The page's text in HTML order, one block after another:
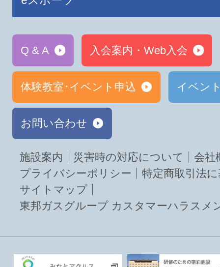
Q & A 入会案内・Web入会
体験教室･イベント申込 イベン
お問い合わせ
施設案内 災害時の対応について
会社
プライバシーポリシー
特定商取引法
サイトマップ
東邦ガスグループ カスタマーハラスメ